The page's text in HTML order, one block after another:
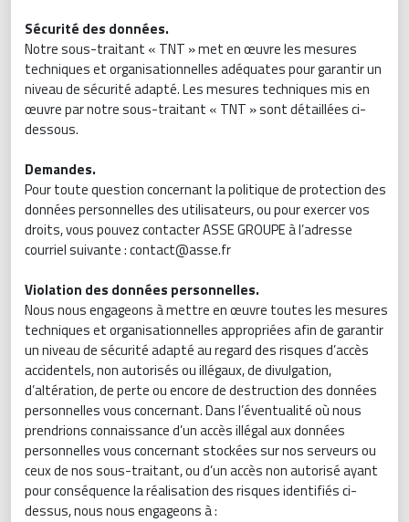
Sécurité des données.
Notre sous-traitant « TNT » met en œuvre les mesures
techniques et organisationnelles adéquates pour garantir un
niveau de sécurité adapté. Les mesures techniques mis en
œuvre par notre sous-traitant « TNT » sont détaillées ci-
dessous.
Demandes.
Pour toute question concernant la politique de protection des
données personnelles des utilisateurs, ou pour exercer vos
droits, vous pouvez contacter ASSE GROUPE à l’adresse
courriel suivante : contact@asse.fr
Violation des données personnelles.
Nous nous engageons à mettre en œuvre toutes les mesures
techniques et organisationnelles appropriées afin de garantir
un niveau de sécurité adapté au regard des risques d’accès
accidentels, non autorisés ou illégaux, de divulgation,
d’altération, de perte ou encore de destruction des données
personnelles vous concernant. Dans l’éventualité où nous
prendrions connaissance d’un accès illégal aux données
personnelles vous concernant stockées sur nos serveurs ou
ceux de nos sous-traitant, ou d’un accès non autorisé ayant
pour conséquence la réalisation des risques identifiés ci-
dessus, nous nous engageons à :